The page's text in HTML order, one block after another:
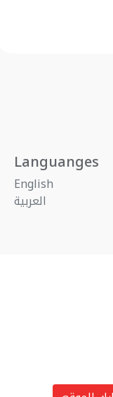
Languanges
English
العربية